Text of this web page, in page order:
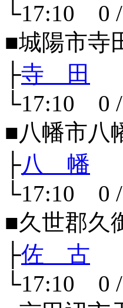
└17:10
■城陽市寺
├寺 田
└17:10
■八幡市八
├八 幡
└17:10
■久世郡久
├佐 古
└17:10